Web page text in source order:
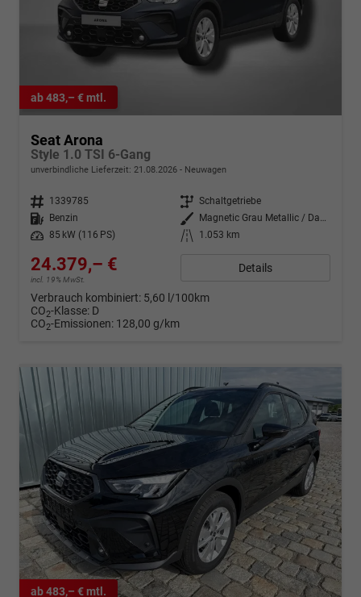
ab 483,– € mtl.
Seat Arona
Style 1.0 TSI 6-Gang
unverbindliche Lieferzeit: 21.08.2026 Neuwagen
Fahrzeugnr. 1339785 Getriebe Schaltgetriebe
Kraftstoff
Benzin Außenfarbe
Magnetic Grau Metallic / Dach in Midnight Schwarz Metallic
Leistung
85 kW (116 PS) Kilometerstand 1.053 km
24.379,– €
incl. 19% MwSt.
Details
Verbrauch kombiniert: 5,60 l/100km
CO2-Klasse: D
CO2-Emissionen: 128,00 g/km
ab 483,– € mtl.